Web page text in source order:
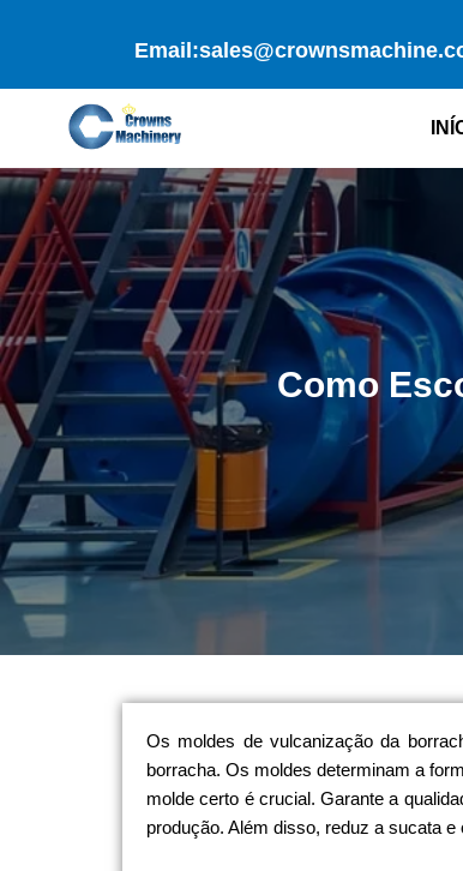
Como
Os moldes de vulcanização da
borracha. Os moldes determinam a
molde certo é crucial. Garante a
produção. Além disso, reduz a sucata e